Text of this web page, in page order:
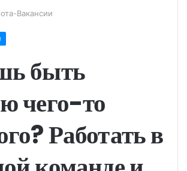
Вакансии
быть
чего-то
Работать в